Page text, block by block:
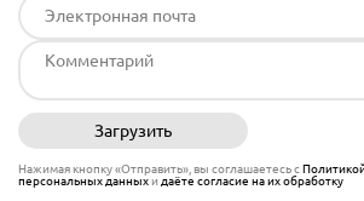
Загрузить
Нажимая кнопку «Отправить», вы соглашаетесь с
персональных данныхи даёте согласие на их обработку